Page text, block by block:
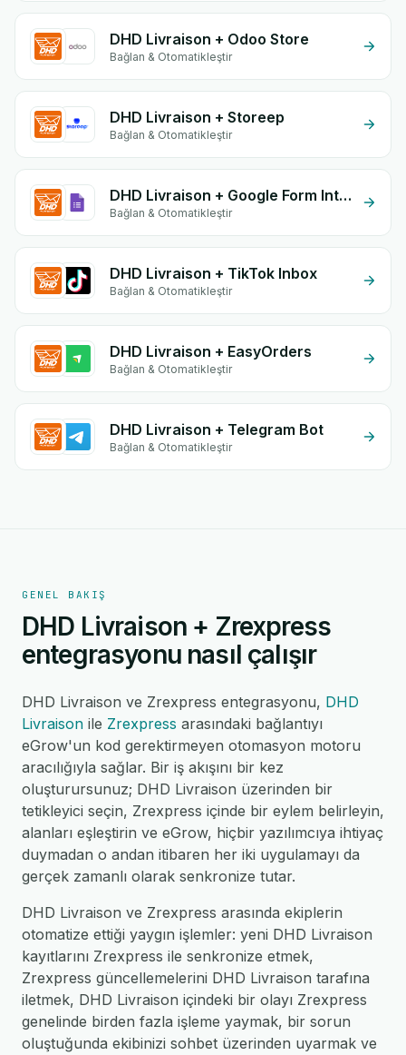
DHD Livraison + Odoo Store
Bağlan & Otomatikleştir
DHD Livraison + Storeep
Bağlan & Otomatikleştir
DHD Livraison + Google Form Integration
Bağlan & Otomatikleştir
DHD Livraison + TikTok Inbox
Bağlan & Otomatikleştir
DHD Livraison + EasyOrders
Bağlan & Otomatikleştir
DHD Livraison + Telegram Bot
Bağlan & Otomatikleştir
GENEL BAKIŞ
DHD Livraison + Zrexpress
entegrasyonu nasıl çalışır
DHD Livraison ve Zrexpress entegrasyonu, DHD
Livraison ile Zrexpress arasındaki bağlantıyı
eGrow'un kod gerektirmeyen otomasyon motoru
aracılığıyla sağlar. Bir iş akışını bir kez
oluşturursunuz; DHD Livraison üzerinden bir
tetikleyici seçin, Zrexpress içinde bir eylem belirleyin,
alanları eşleştirin ve eGrow, hiçbir yazılımcıya ihtiyaç
duymadan o andan itibaren her iki uygulamayı da
gerçek zamanlı olarak senkronize tutar.
DHD Livraison ve Zrexpress arasında ekiplerin
otomatize ettiği yaygın işlemler: yeni DHD Livraison
kayıtlarını Zrexpress ile senkronize etmek,
Zrexpress güncellemelerini DHD Livraison tarafına
iletmek, DHD Livraison içindeki bir olayı Zrexpress
genelinde birden fazla işleme yaymak, bir sorun
oluştuğunda ekibinizi sohbet üzerinden uyarmak ve